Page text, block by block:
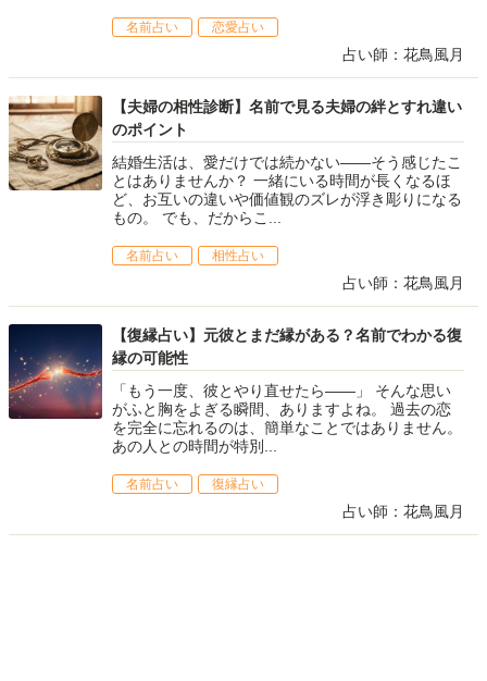
名前占い 恋愛占い
占い師：花鳥風月
【夫婦の相性診断】名前で見る夫婦の絆とすれ違い
のポイント
結婚生活は、愛だけでは続かない――そう感じたこ
とはありませんか？ 一緒にいる時間が長くなるほ
ど、お互いの違いや価値観のズレが浮き彫りになる
もの。 でも、だからこ...
名前占い 相性占い
占い師：花鳥風月
【復縁占い】元彼とまだ縁がある？名前でわかる復
縁の可能性
「もう一度、彼とやり直せたら——」 そんな思い
がふと胸をよぎる瞬間、ありますよね。 過去の恋
を完全に忘れるのは、簡単なことではありません。
あの人との時間が特別...
名前占い 復縁占い
占い師：花鳥風月